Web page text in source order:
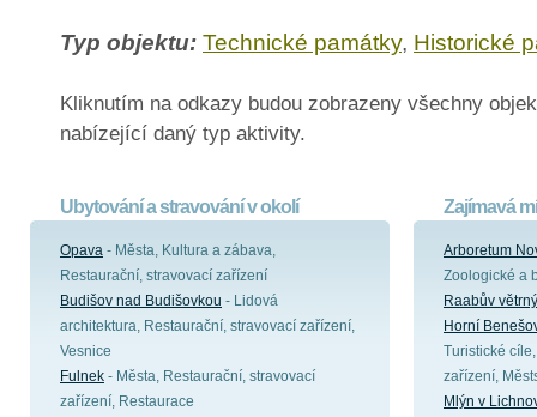
Typ objektu: Technické památky, Historické
Kliknutím na odkazy budou zobrazeny všechny
nabízející daný typ aktivity.
Ubytování a stravování v okolí
Opava - Města, Kultura a zábava,
Restaurační, stravovací zařízení
Budišov nad Budišovkou - Lidová
architektura, Restaurační, stravovací zařízení,
Vesnice
Fulnek - Města, Restaurační, stravovací
zařízení, Restaurace
Zajímavá
Arboretum
Zoologické a
Raabův
Horní
Turistické
zařízení,
Mlýn v